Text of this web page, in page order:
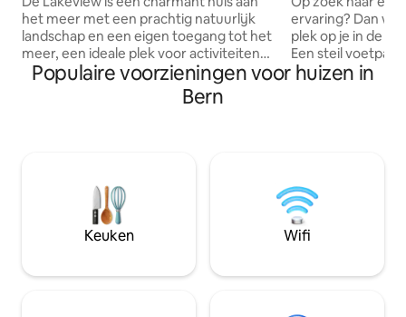
het meer met een prachtig natuurlijk
landschap en een eigen toegang tot het
meer, een ideale plek voor activiteiten
rond het meer. Het liefdevol en
hoogwaardig ingerichte huis is direct
gelegen aan het meer en biedt een
wachten 34 skigebieden met in totaal
775 kilometer aan pistes op je. "Wat je
ziet is wat je krijgt; kom en ervaar de
ervaring? Dan
plek op je in de
Een steil voetpad
het huis binnen
kamer. Ik kijk
ontmoeten!
katten wonen in
Populaire voorzieningen voor huizen in
Bern
Keuken Wifi